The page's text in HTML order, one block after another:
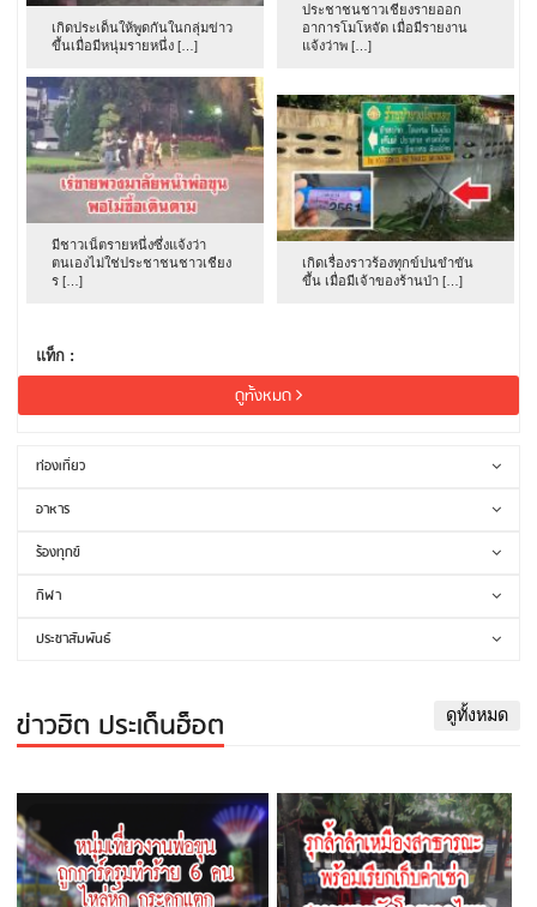
เกิดประเด็นให้พูดกันในกลุ่มข่าว
ขึ้นเมื่อมีหนุ่มรายหนึ่ง […]
ประชาชนชาวเชียงรายออก
อาการโมโหจัด เมื่อมีรายงาน
แจ้งว่าพ […]
มีชาวเน็ตรายหนึ่งซึ่งแจ้งว่า
ตนเองไม่ใช่ประชาชนชาวเชียง
ร […]
เกิดเรื่องราวร้องทุกข์ปนขำขัน
ขึ้น เมื่อมีเจ้าของร้านป่า […]
แท็ก :
ดูทั้งหมด
ท่องเที่ยว
อาหาร
ร้องทุกข์
กีฬา
ประชาสัมพันธ์
ข่าวฮิต ประเด็นฮ็อต ดูทั้งหมด